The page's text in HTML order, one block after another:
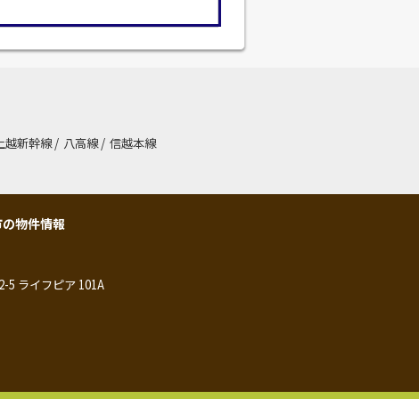
越新幹線 / 八高線 / 信越本線
物件情報
5 ライフピア 101A